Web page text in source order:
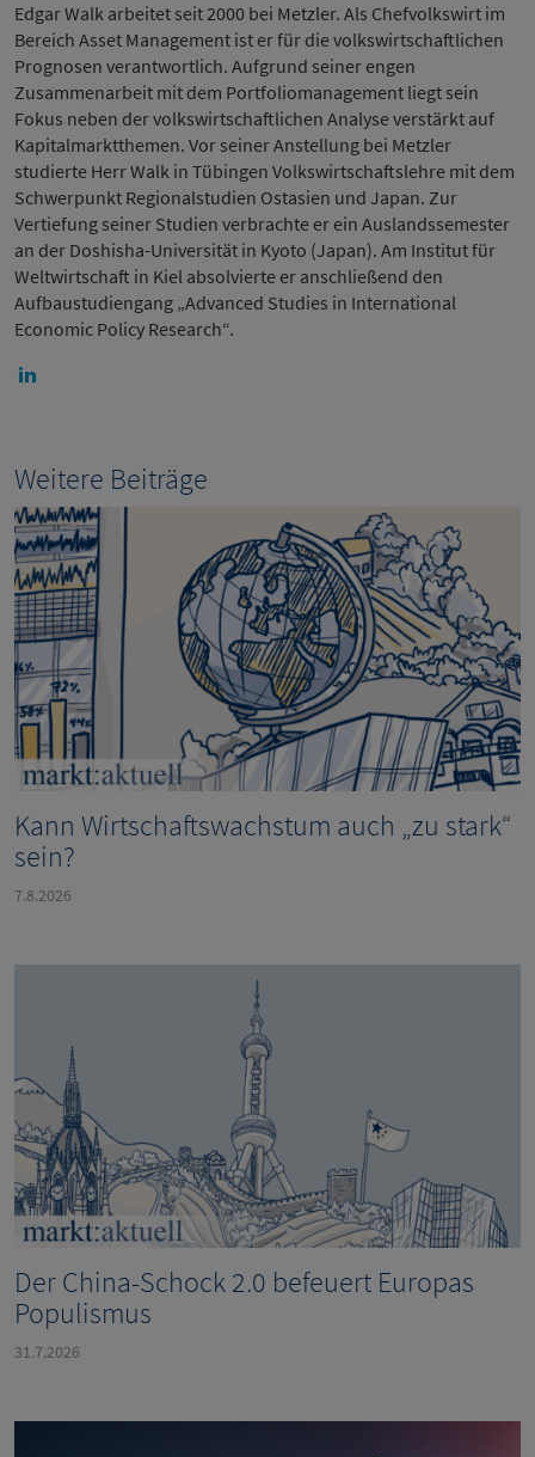
Edgar Walk arbeitet seit 2000 bei Metzler. Als Chefvolkswirt im
Bereich Asset Management ist er für die volkswirtschaftlichen
Prognosen verantwortlich. Aufgrund seiner engen
Zusammenarbeit mit dem Portfoliomanagement liegt sein
Fokus neben der volkswirtschaftlichen Analyse verstärkt auf
Kapitalmarktthemen. Vor seiner Anstellung bei Metzler
studierte Herr Walk in Tübingen Volkswirtschaftslehre mit dem
Schwerpunkt Regionalstudien Ostasien und Japan. Zur
Vertiefung seiner Studien verbrachte er ein Auslandssemester
an der Doshisha-Universität in Kyoto (Japan). Am Institut für
Weltwirtschaft in Kiel absolvierte er anschließend den
Aufbaustudiengang „Advanced Studies in International
Economic Policy Research“.
Weitere Beiträge
Kann Wirtschaftswachstum auch „zu stark“
sein?
7.8.2026
Der China-Schock 2.0 befeuert Europas
Populismus
31.7.2026